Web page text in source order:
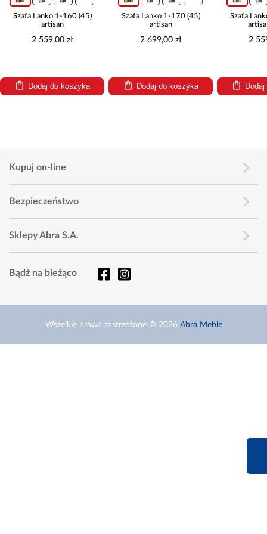
Szafa Lanko 1-160 (45)
artisan
2 559,00 zł
Dodaj do koszyka
Szafa Lanko 1-170 (45)
artisan
2 699,00 zł
Dodaj do koszyka
Szafa
2
Kupuj on-line
Bezpieczeństwo
Sklepy Abra S.A.
Bądź na bieżąco
Wszelkie prawa zastrzeżone © 2026 Abra Meble